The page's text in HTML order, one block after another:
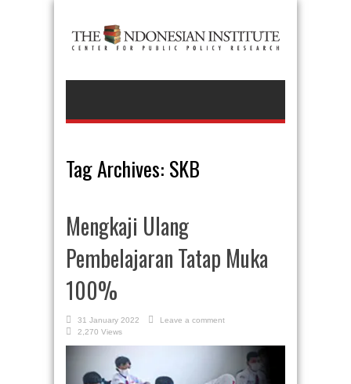
Tag Archives: SKB
Mengkaji Ulang
Pembelajaran Tatap Muka
100%
31 January 2022
Leave a comment
2,270 Views